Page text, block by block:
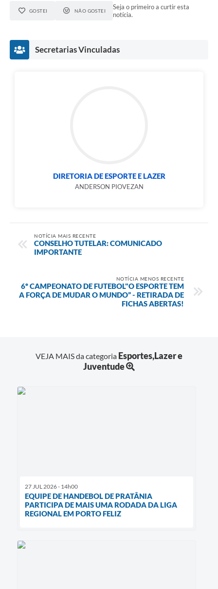
GOSTEI NÃO GOSTEI
Seja o primeiro a curtir esta
notícia.
Secretarias Vinculadas
DIRETORIA DE ESPORTE E LAZER
ANDERSON PIOVEZAN
NOTÍCIA MAIS RECENTE
CONSELHO TUTELAR: COMUNICADO
IMPORTANTE
NOTÍCIA MENOS RECENTE
6º CAMPEONATO DE FUTEBOL"O ESPORTE TEM
A FORÇA DE MUDAR O MUNDO” - RETIRADA DE
FICHAS ABERTAS!
VEJA MAIS da categoria Esportes,Lazer e
Juventude
27 JUL 2026 - 14h00
EQUIPE DE HANDEBOL DE PRATÂNIA
PARTICIPA DE MAIS UMA RODADA DA LIGA
REGIONAL EM PORTO FELIZ